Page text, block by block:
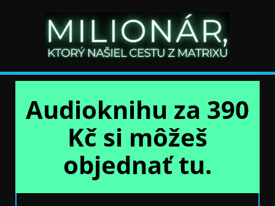
Audioknihu za 390
Kč si môžeš
objednať tu.